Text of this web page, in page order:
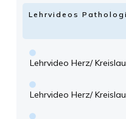
Lehrvideos
Lehrvideo Herz/
Lehrvideo Herz/